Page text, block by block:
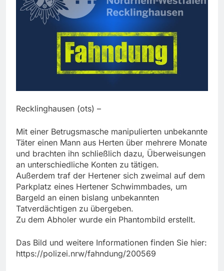
Recklinghausen (ots) –
Mit einer Betrugsmasche manipulierten unbekannte
Täter einen Mann aus Herten über mehrere Monate
und brachten ihn schließlich dazu, Überweisungen
an unterschiedliche Konten zu tätigen.
Außerdem traf der Hertener sich zweimal auf dem
Parkplatz eines Hertener Schwimmbades, um
Bargeld an einen bislang unbekannten
Tatverdächtigen zu übergeben.
Zu dem Abholer wurde ein Phantombild erstellt.
Das Bild und weitere Informationen finden Sie hier:
https://polizei.nrw/fahndung/200569